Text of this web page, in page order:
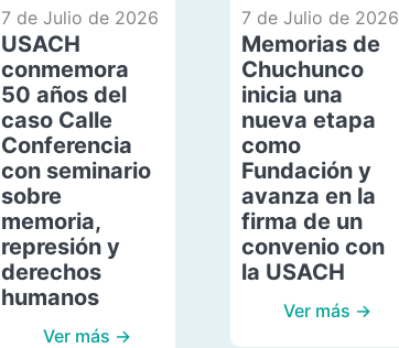
7 de Julio de 2026
USACH
conmemora
50 años del
caso Calle
Conferencia
con seminario
sobre
memoria,
represión y
derechos
humanos
Ver más →
7 de Julio de 2026
Memorias de
Chuchunco
inicia una
nueva etapa
como
Fundación y
avanza en la
firma de un
convenio con
la USACH
Ver más →